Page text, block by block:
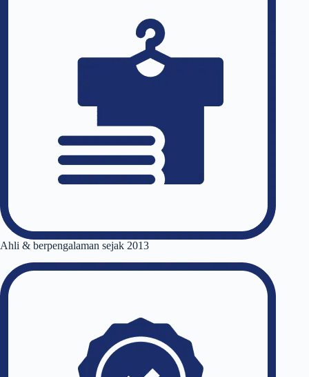
Ahli & berpengalaman sejak 2013